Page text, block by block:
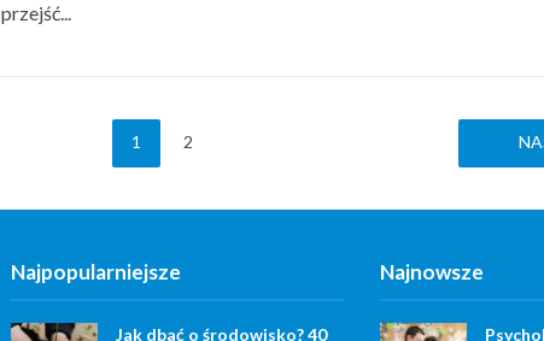
przejść...
1 2
Najpopularniejsze
Jak dbać o środowisko? 40
Najnowsze